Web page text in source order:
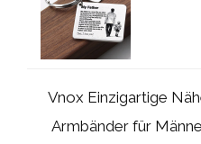
Vnox Einzigartige
Armbänder für